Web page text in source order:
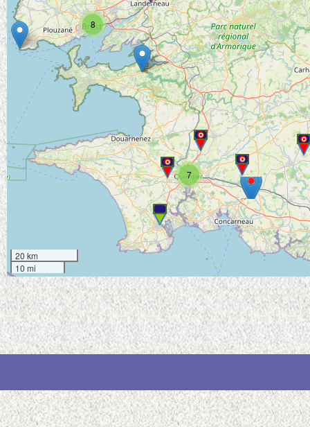
7
8
20 km
10 mi